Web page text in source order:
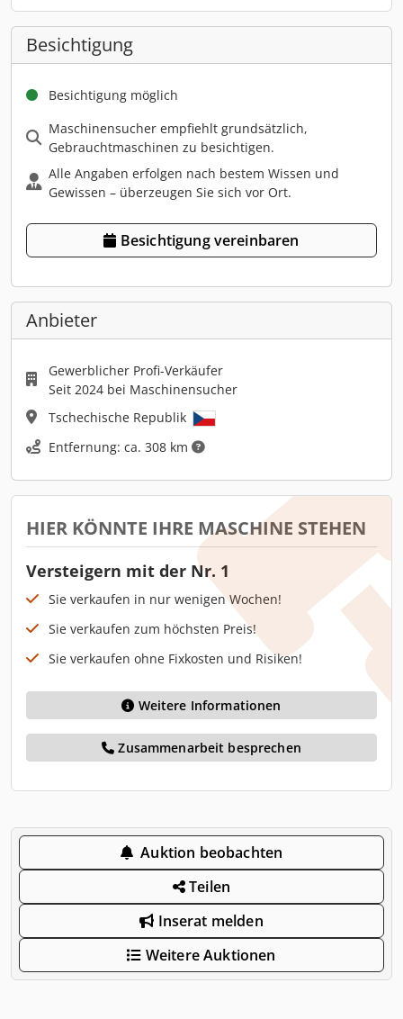
Besichtigung
Besichtigung möglich
Maschinensucher empfiehlt grundsätzlich,
Gebrauchtmaschinen zu besichtigen.
Alle Angaben erfolgen nach bestem Wissen und
Gewissen – überzeugen Sie sich vor Ort.
Besichtigung vereinbaren
Anbieter
Gewerblicher Profi-Verkäufer
Seit 2024 bei Maschinensucher
Tschechische Republik
Entfernung: ca. 308 km
HIER KÖNNTE IHRE MASCHINE STEHEN
Versteigern mit der Nr. 1
Sie verkaufen in nur wenigen Wochen!
Sie verkaufen zum höchsten Preis!
Sie verkaufen ohne Fixkosten und Risiken!
Weitere Informationen
Zusammenarbeit besprechen
Auktion beobachten
Teilen
Inserat melden
Weitere Auktionen